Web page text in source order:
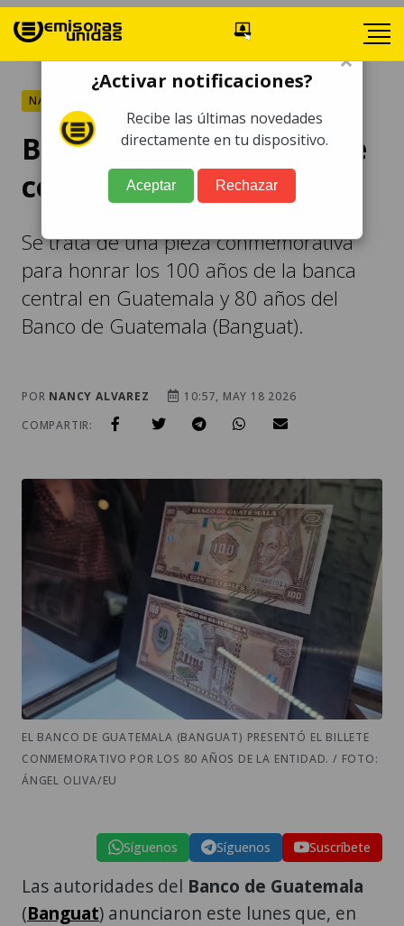
NACIONALES
Banguat presenta billete
conmemorativo de Q100
Se trata de una pieza conmemorativa
para honrar los 100 años de la banca
central en Guatemala y 80 años del
Banco de Guatemala (Banguat).
POR NANCY ALVAREZ
10:57, MAY 18 2026
COMPARTIR:
EL BANCO DE GUATEMALA (BANGUAT) PRESENTÓ EL BILLETE
CONMEMORATIVO POR LOS 80 AÑOS DE LA ENTIDAD. / FOTO:
ÁNGEL OLIVA/EU
Síguenos Síguenos Suscríbete
Las autoridades del Banco de Guatemala
(Banguat) anunciaron este lunes que, en
×
¿Activar notificaciones?
Recibe las últimas novedades
directamente en tu dispositivo.
Aceptar Rechazar